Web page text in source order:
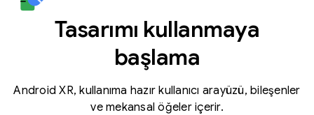
Tasarımı kullanmaya
başlama
Android XR, kullanıma hazır kullanıcı arayüzü, bileşenler
ve mekansal öğeler içerir.